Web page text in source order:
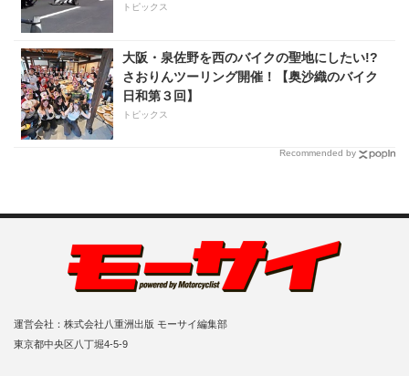
トピックス
大阪・泉佐野を西のバイクの聖地にしたい!?
さおりんツーリング開催！【奥沙織のバイク
日和第３回】
トピックス
Recommended by
運営会社：株式会社八重洲出版 モーサイ編集部
東京都中央区八丁堀4-5-9